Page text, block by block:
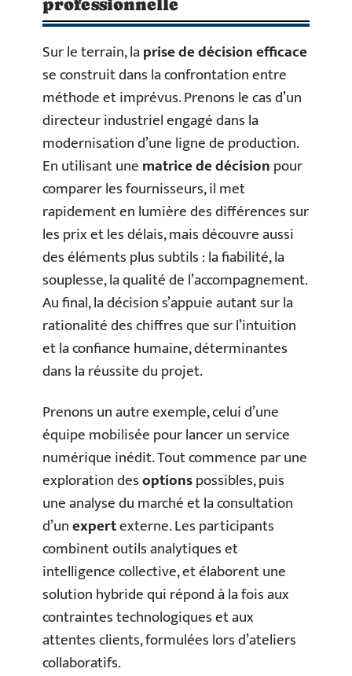
professionnelle
Sur le terrain, laprise de décision efficace
se construit dans la confrontation entre
méthode et imprévus. Prenons le cas d’un
directeur industriel engagé dans la
modernisation d’une ligne de production.
En utilisant unematrice de décisionpour
comparer les fournisseurs, il met
rapidement en lumière des différences sur
les prix et les délais, mais découvre aussi
des éléments plus subtils : la fiabilité, la
souplesse, la qualité de l’accompagnement.
Au final, la décision s’appuie autant sur la
rationalité des chiffres que sur l’intuition
et la confiance humaine, déterminantes
dans la réussite du projet.
Prenons un autre exemple, celui d’une
équipe mobilisée pour lancer un service
numérique inédit. Tout commence par une
exploration desoptionspossibles, puis
une analyse du marché et la consultation
d’unexpertexterne. Les participants
combinent outils analytiques et
intelligence collective, et élaborent une
solution hybride qui répond à la fois aux
contraintes technologiques et aux
attentes clients, formulées lors d’ateliers
collaboratifs.